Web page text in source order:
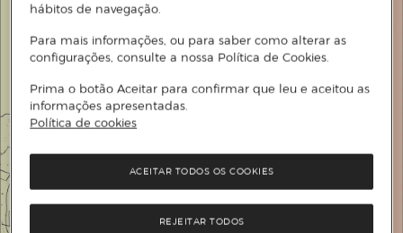
hábitos de navegação.
Para mais informações, ou para saber como alterar as
configurações, consulte a nossa Política de Cookies.
Prima o botão Aceitar para confirmar que leu e aceitou as
informações apresentadas.
Política de cookies
REJEITAR TODOS
ACEITAR TODOS OS COOKIES